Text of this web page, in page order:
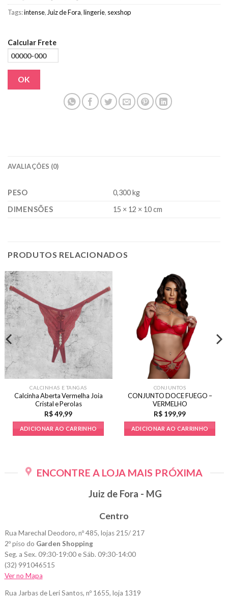
Tags:intense,Juiz de Fora,lingerie, sexshop
Calcular Frete
OK
AVALIAÇÕES (0)
PESO
0,300 kg
DIMENSÕES
15 × 12 × 10 cm
PRODUTOS RELACIONADOS
CALCINHAS E TANGAS
Calcinha Aberta Vermelha Joia
Cristal e Perolas
R$49,99
ADICIONAR AO CARRINHO
CONJUNTOS
CONJUNTO DOCE FUEGO –
VERMELHO
R$ 199,99
ADICIONAR AO CARRINHO
várias
ENCONTRE A LOJA MAIS PRÓXIMA
Juiz de Fora - MG
Centro
Rua Marechal Deodoro, nº 485, lojas 215/ 217
2º piso do Garden Shopping
Seg. a Sex. 09:30-19:00 e Sáb. 09:30-14:00
(32) 991046515
Ver no Mapa
Rua Jarbas de Leri Santos, nº 1655, loja 1319